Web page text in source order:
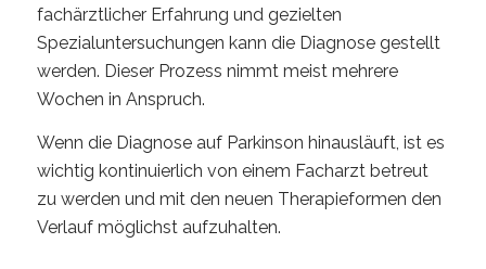
fachärztlicher Erfahrung und gezielten
Spezialuntersuchungen kann die Diagnose gestellt
werden. Dieser Prozess nimmt meist mehrere
Wochen in Anspruch.
Wenn die Diagnose auf Parkinson hinausläuft, ist es
wichtig kontinuierlich von einem Facharzt betreut
zu werden und mit den neuen Therapieformen den
Verlauf möglichst aufzuhalten.